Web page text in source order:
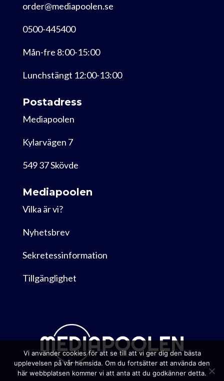
order@mediapoolen.se
0500-445400
Mån-fre 8:00-15:00
Lunchstängt 12:00-13:00
Postadress
Mediapoolen
Kylarvägen 7
549 37 Skövde
Mediapoolen
Vilka är vi?
Nyhetsbrev
Sekretessinformation
Tillgänglighet
Vi använder cookies för att se till att vi ger dig den bästa
upplevelsen på vår hemsida. Om du fortsätter att använda den
här webbplatsen kommer vi att anta att du godkänner detta.